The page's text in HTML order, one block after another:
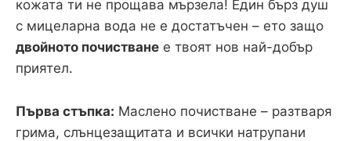
кожата ти не прощава мързела! Един бърз душ
с мицеларна вода не е достатъчен – ето защо
двойното почистване е твоят нов най-добър
приятел.
Първа стъпка: Маслено почистване – разтваря
грима, слънцезащитата и всички натрупани